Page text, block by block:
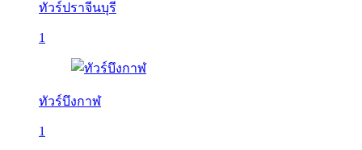
ทัวร์ปราจีนบุรี
1
ทัวร์บึงกาฬ
1